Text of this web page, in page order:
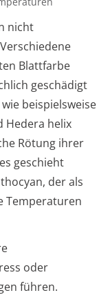
nicht
Blattfarbe
geschädigt
wie beispielsweise
Hedera helix
Rötung ihrer
geschieht
der als
Temperaturen
oder
führen.